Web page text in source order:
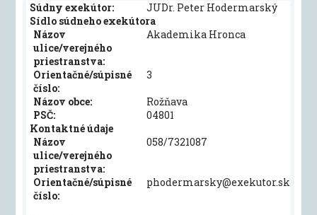
Súdny exekútor:
JUDr. Peter Hodermarský
Sídlo súdneho exekútora
Názov
ulice/verejného
priestranstva:
Akademika Hronca
Orientačné/súpisné
číslo:
3
Názov obce:
Rožňava
PSČ:
04801
Kontaktné údaje
Názov
ulice/verejného
priestranstva:
058/7321087
Orientačné/súpisné
číslo:
phodermarsky@exekutor.sk